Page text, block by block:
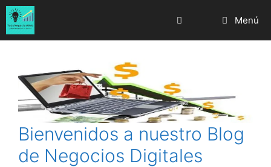
Saltar
al
contenido
Menú
Bienvenidos a nuestro Blog
de Negocios Digitales